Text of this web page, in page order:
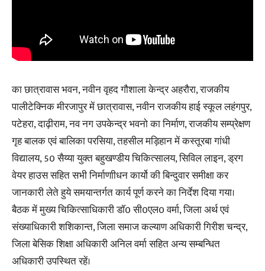
का छात्रावास भवन, नवीन वृहद गौशाला केन्द्र अहरौरा, राजकीय
पालीटेक्निक मीरजापुर में छात्रावास, नवीन राजकीय हाई स्कूल लहंगपुर,
पटेहरा, दाढ़ीराम, नव नग उपकेन्द्र भवनो का निर्माण, राजकीय सम्प्रेक्षण
गृह बालक एवं बालिका परसिया, तहसील मड़िहान में कस्तूरबा गांधी
विद्यालय, 50 सैय्या युक्त बहुखण्डीय चिकित्सालय, सिविल लाइन, ड्रग
वेयर हाउस सहित सभी निर्माणाीधन कार्यो की बिन्दुवार समीक्षा कर
जानकारी लेते हुये समयान्तर्गत कार्य पूर्ण करने का निर्देश दिया गया।
बैठक में मुख्य चिकित्साधिकारी डाॅ0 सी0एल0 वर्मा, जिला अर्थ एवं
संख्याधिकारी शशिकान्त, जिला समाज कल्याण अधिकारी गिरीश चन्द्र,
जिला बेसिक शिक्षा अधिकारी अनिल वर्मा सहित अन्य सम्बन्धित
अधिकारी उपस्थित रहें।